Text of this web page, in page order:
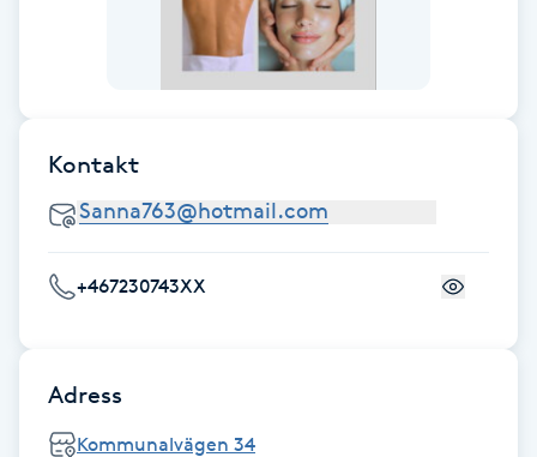
Faceliftmassage
Fet hårbotten
Fettreducering
Fibromassage
Fillers
Kontakt
+467230743XX
Adress
Kommunalvägen 34